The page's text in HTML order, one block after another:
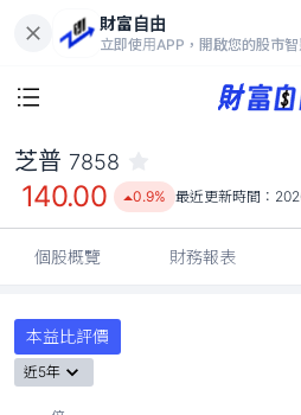
財富自由
立即使用APP，開啟您的股市智
140.00
0.9%
芝普 7858
140.00 0.9% 最近更新時間：
個股概覽 財務報表
本益比評價
近5年